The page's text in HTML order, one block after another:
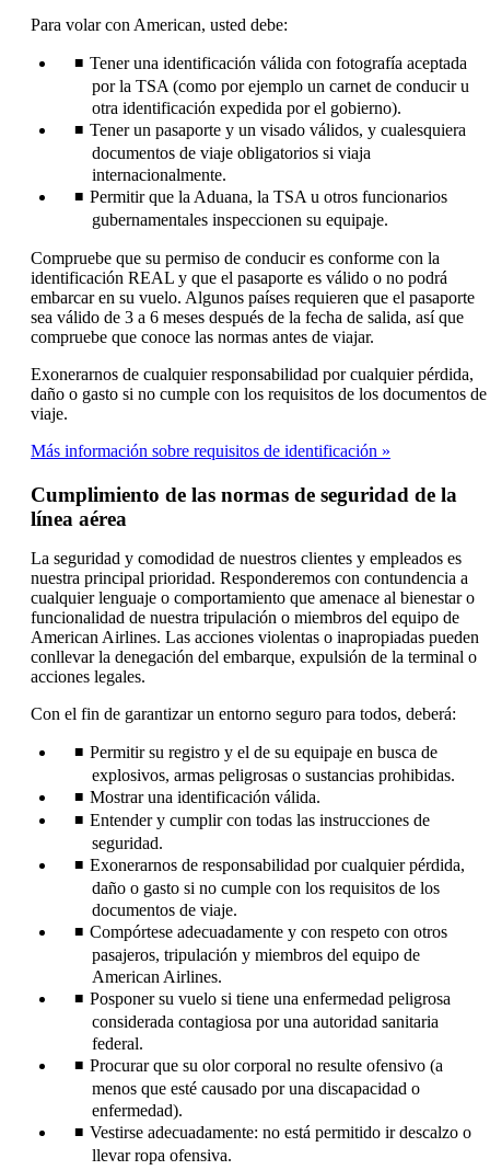
Para volar con American, usted debe:
Tener una identificación válida con fotografía aceptada
por la TSA (como por ejemplo un carnet de conducir u
otra identificación expedida por el gobierno).
Tener un pasaporte y un visado válidos, y cualesquiera
documentos de viaje obligatorios si viaja
internacionalmente.
Permitir que la Aduana, la TSA u otros funcionarios
gubernamentales inspeccionen su equipaje.
Compruebe que su permiso de conducir es conforme con la
identificación REAL y que el pasaporte es válido o no podrá
embarcar en su vuelo. Algunos países requieren que el pasaporte
sea válido de 3 a 6 meses después de la fecha de salida, así que
compruebe que conoce las normas antes de viajar.
Exonerarnos de cualquier responsabilidad por cualquier pérdida,
daño o gasto si no cumple con los requisitos de los documentos de
viaje.
Más información sobre requisitos de identificación
Cumplimiento de las normas de seguridad de la
línea aérea
La seguridad y comodidad de nuestros clientes y empleados es
nuestra principal prioridad. Responderemos con contundencia a
cualquier lenguaje o comportamiento que amenace al bienestar o
funcionalidad de nuestra tripulación o miembros del equipo de
American Airlines. Las acciones violentas o inapropiadas pueden
conllevar la denegación del embarque, expulsión de la terminal o
acciones legales.
Con el fin de garantizar un entorno seguro para todos, deberá:
Permitir su registro y el de su equipaje en busca de
explosivos, armas peligrosas o sustancias prohibidas.
Mostrar una identificación válida.
Entender y cumplir con todas las instrucciones de
seguridad.
Exonerarnos de responsabilidad por cualquier pérdida,
daño o gasto si no cumple con los requisitos de los
documentos de viaje.
Compórtese adecuadamente y con respeto con otros
pasajeros, tripulación y miembros del equipo de
American Airlines.
Posponer su vuelo si tiene una enfermedad peligrosa
considerada contagiosa por una autoridad sanitaria
federal.
Procurar que su olor corporal no resulte ofensivo (a
menos que esté causado por una discapacidad o
enfermedad).
Vestirse adecuadamente: no está permitido ir descalzo o
llevar ropa ofensiva.